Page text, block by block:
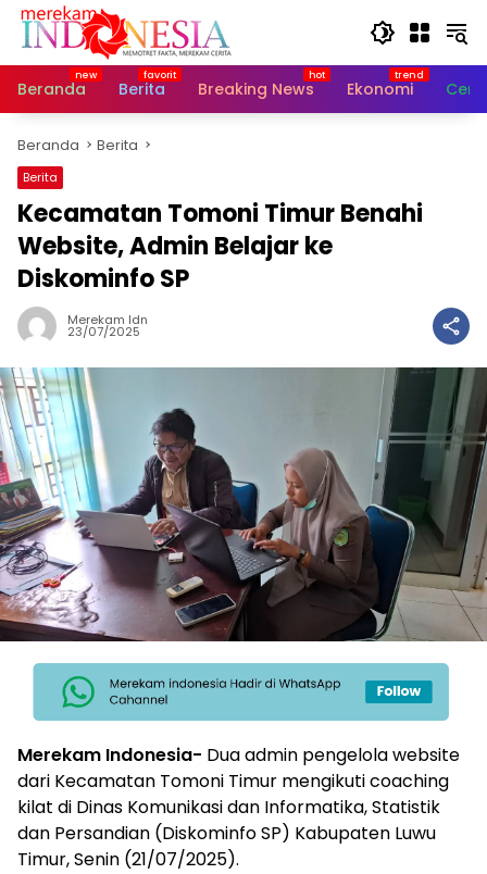
Langsung
Beranda
Berita Breaking News Ekonomi
Beranda Berita
Berita
Kecamatan Tomoni Timur Benahi
Website, Admin Belajar ke
Diskominfo SP
Merekam Idn
23/07/2025
Merekam Indonesia- Dua admin pengelola website
dari Kecamatan Tomoni Timur mengikuti coaching
kilat di Dinas Komunikasi dan Informatika, Statistik
dan Persandian (Diskominfo SP) Kabupaten Luwu
Timur, Senin (21/07/2025).